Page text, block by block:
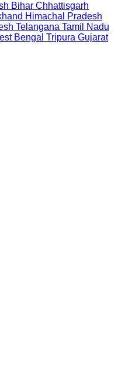
Bihar Chhattisgarh
Himachal Pradesh
Telangana Tamil Nadu
Bengal Tripura Gujarat